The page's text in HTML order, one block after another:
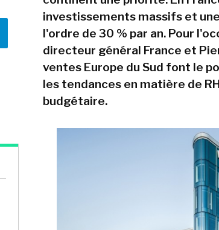
investissements massifs et
l'ordre de 30 % par an. Pour
directeur général France et
ventes Europe du Sud font le
les tendances en matière de
budgétaire.